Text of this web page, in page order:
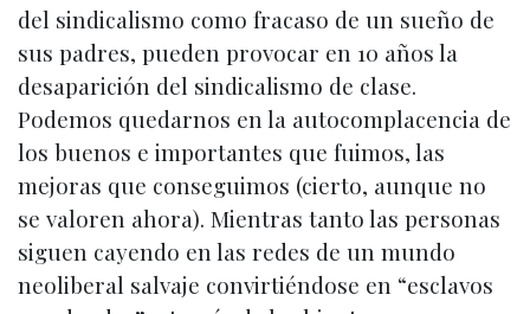
del sindicalismo como fracaso de un sueño de
sus padres, pueden provocar en 10 años la
desaparición del sindicalismo de clase.
Podemos quedarnos en la autocomplacencia de
los buenos e importantes que fuimos, las
mejoras que conseguimos (cierto, aunque no
se valoren ahora). Mientras tanto las personas
siguen cayendo en las redes de un mundo
neoliberal salvaje convirtiéndose en “esclavos